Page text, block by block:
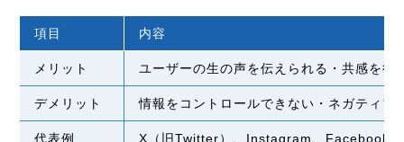
項目 内容
メリット ユーザーの生の声を伝えられる・共感を得
デメリット 情報をコントロールできない・ネガティブ
代表例 X（旧Twitter）、Instagram、Facebook